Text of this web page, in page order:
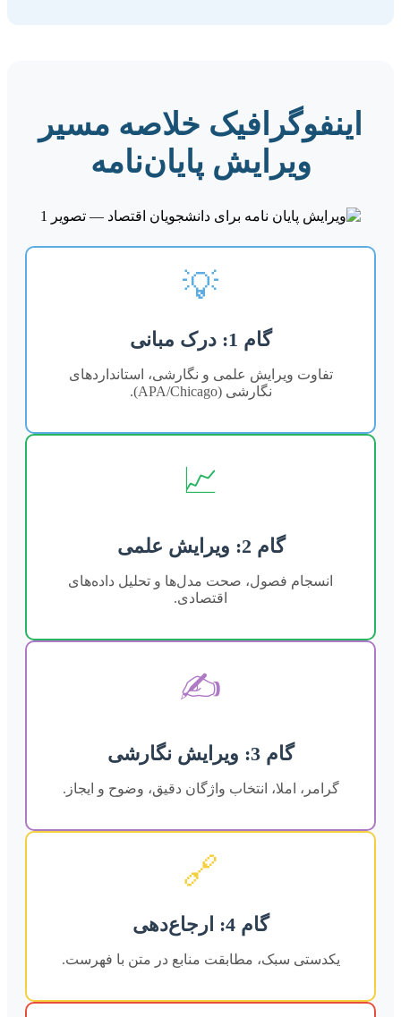
اینفوگرافیک خلاصه مسیر
ویرایش پایان‌نامه
💡
گام 1: درک مبانی
تفاوت ویرایش علمی و نگارشی، استانداردهای
نگارشی (APA/Chicago).
📈
گام 2: ویرایش علمی
انسجام فصول، صحت مدل‌ها و تحلیل داده‌های
اقتصادی.
✍️
گام 3: ویرایش نگارشی
گرامر، املا، انتخاب واژگان دقیق، وضوح و ایجاز.
🔗
گام 4: ارجاع‌دهی
یکدستی سبک، مطابقت منابع در متن با فهرست.